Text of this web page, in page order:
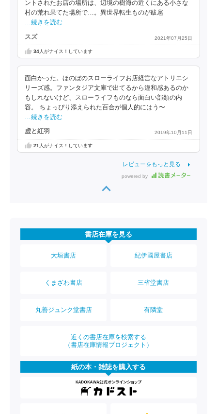
ントされたお店の場所は、辺境の樹海の近くにある小さな
村の荒れ果てた場所で…。異世界転生ものが跋扈
…続きを読む
スズ 2021年07月25日
34人がナイス！しています
面白かった。ほのぼのスローライフお店経営なアトリエシ
リーズ感。ファンタジア文庫で出てるから違和感あるのか
もしれないけど、スローライフものなら面白い部類の内
容。 ちょっぴり添えられた百合が個人的にはう〜
…続きを読む
虚と紅羽 2019年10月11日
21人がナイス！しています
レビューをもっと見る
powered by
書店在庫を見る
大垣書店 紀伊國屋書店
くまざわ書店 三省堂書店
丸善ジュンク堂書店 有隣堂
近くの書店在庫を検索する
（書店在庫情報プロジェクト）
紙の本・雑誌を購入する